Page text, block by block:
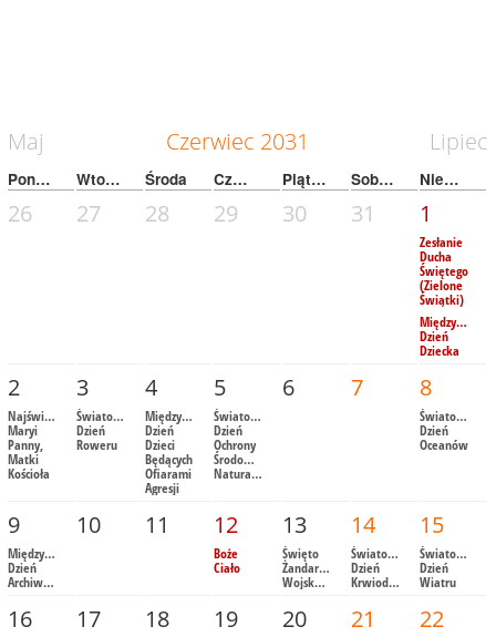
Maj Czerwiec 2031 Lipiec
Poniedziałek Wtorek Środa Czwartek Piątek Sobota Niedziela
26 27 28 29 30 31 1
Zesłanie
Ducha
Świętego
(Zielone
Świątki)
Dzień
Dziecka
2
Najświętszej
Maryi
Panny,
Matki
Kościoła
3
Światowy
Dzień
Roweru
4
Międzynarodowy
Dzień
Dzieci
Będących
Ofiarami
Agresji
5
Światowy
Dzień
Ochrony
Środowiska
Naturalnego
6 7 8
Światowy
Dzień
Oceanów
9
Międzynarodowy
Dzień
Archiwów
10 11 12
Boże
Ciało
13
Święto
Żandarmerii
Wojskowej
14
Światowy
Dzień
Krwiodawcy
15
Światowy
Dzień
Wiatru
16 17 18 19 20 21 22